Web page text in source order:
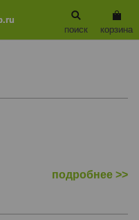
корзина
поиск
подробнее >>